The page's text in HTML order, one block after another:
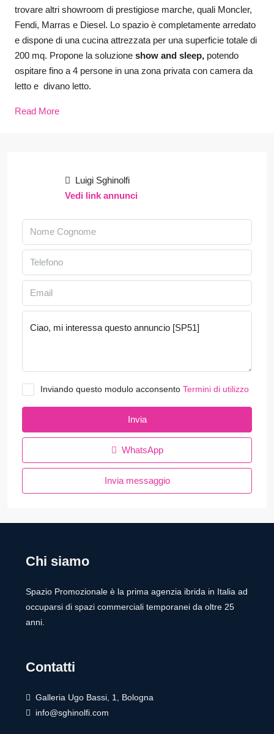
trovare altri showroom di prestigiose marche, quali Moncler,
Fendi, Marras e Diesel. Lo spazio è completamente arredato
e dispone di una cucina attrezzata per una superficie totale di
200 mq. Propone la soluzione show and sleep, potendo
ospitare fino a 4 persone in una zona privata con camera da
letto e divano letto.
Read More
Luigi Sghinolfi
Vedi link annunci
Inviando questo modulo acconsento Termini di utilizzo
Invia
WhatsApp
Invia messaggio
Chi siamo
Spazio Promozionale è la prima agenzia ibrida in Italia ad
occuparsi di spazi commerciali temporanei da oltre 25
anni.
Contatti
Galleria Ugo Bassi, 1, Bologna
info@sghinolfi.com